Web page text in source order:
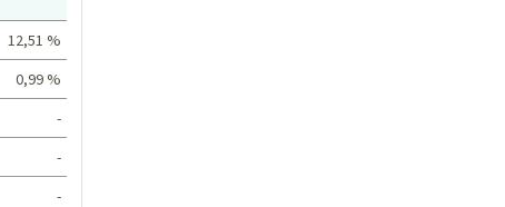
Valeur
12,51 %
0,99 %
-
-
-